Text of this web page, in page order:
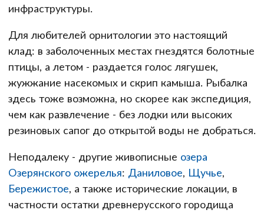
инфраструктуры.
Для любителей орнитологии это настоящий
клад: в заболоченных местах гнездятся болотные
птицы, а летом - раздается голос лягушек,
жужжание насекомых и скрип камыша. Рыбалка
здесь тоже возможна, но скорее как экспедиция,
чем как развлечение - без лодки или высоких
резиновых сапог до открытой воды не добраться.
Неподалеку - другие живописные озера
Озерянского ожерелья: Даниловое, Щучье,
Бережистое, а также исторические локации, в
частности остатки древнерусского городища